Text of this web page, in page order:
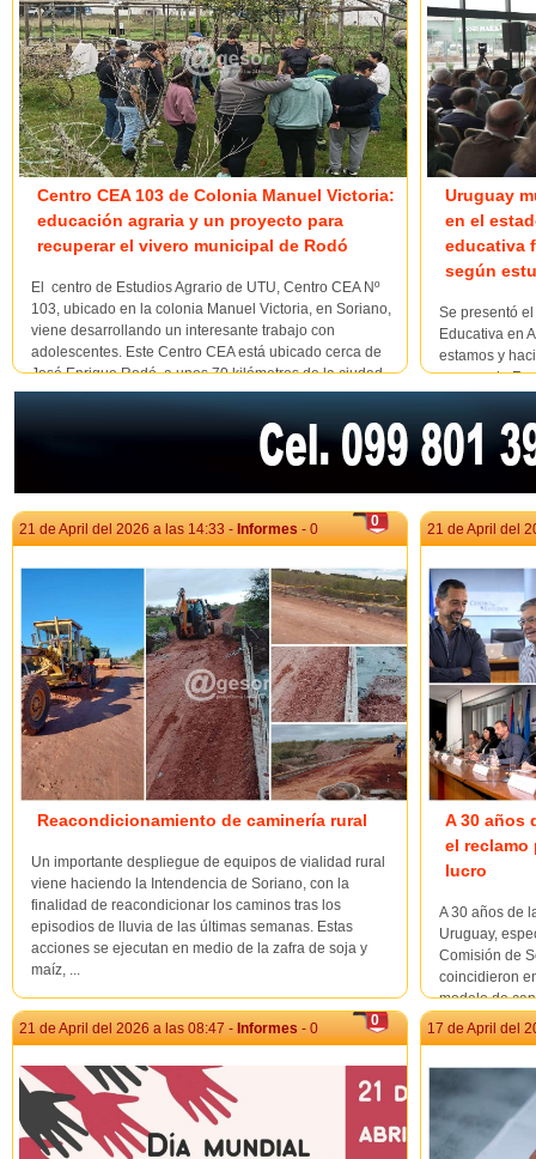
Centro CEA 103 de Colonia Manuel Victoria:
educación agraria y un proyecto para
recuperar el vivero municipal de Rodó
El centro de Estudios Agrario de UTU, Centro CEA Nº
103, ubicado en la colonia Manuel Victoria, en Soriano,
viene desarrollando un interesante trabajo con
adolescentes. Este Centro CEA está ubicado cerca de
José Enrique Rodó, a unos 70 kilómetros de la ciudad
de Mercedes, y su instalación en ese luga...
Uruguay
en el
educativa
según
Se presentó
Educativa en
estamos y
a cargo de
iniciativas de
0
21 de April del 2026 a las 14:33 - Informes - 0
Reacondicionamiento de caminería rural
Un importante despliegue de equipos de vialidad rural
viene haciendo la Intendencia de Soriano, con la
finalidad de reacondicionar los caminos tras los
episodios de lluvia de las últimas semanas. Estas
acciones se ejecutan en medio de la zafra de soja y
maíz, ...
21 de April del
A 30 años
el reclamo
lucro
A 30 años de
Uruguay,
Comisión de
coincidieron
modelo de
avanzar hacia
0
21 de April del 2026 a las 08:47 - Informes - 0 17 de April del